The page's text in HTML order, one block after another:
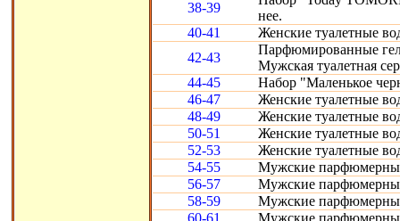
38-39
нее.
40-41
Женские туалетные
42-43
Парфюмированные
Мужская туалетная
44-45
Набор "Маленькое
46-47
Женские туалетные
48-49
Женские туалетные
50-51
Женские туалетные
52-53
Женские туалетные
54-55
Мужские
56-57
Мужские
58-59
Мужские
60-61
Мужские